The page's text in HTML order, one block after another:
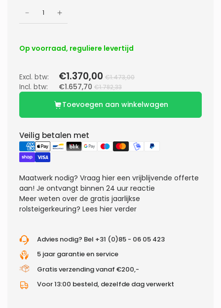
Op voorraad, reguliere levertijd
Excl. btw: €1.370,00 €1.473,00
Incl. btw: €1.657,70 €1.782,33
Toevoegen aan winkelwagen
Veilig betalen met
Maatwerk nodig?Vraag hier een vrijblijvende offerte
aan! Je ontvangt binnen 24 uur reactie
Meer weten over de gratis jaarlijkse
rolsteigerkeuring?Lees hier verder
Advies nodig? Bel +31 (0)85 - 06 05 423
5 jaar garantie en service
Gratis verzending vanaf €200,-
Voor 13:00 besteld, dezelfde dag verwerkt